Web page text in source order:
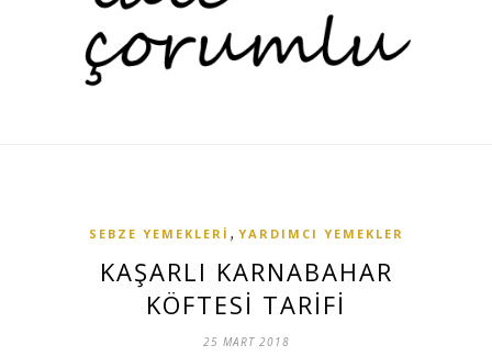
SEBZE YEMEKLERI , YARDIMCI YEMEKLER
KAŞARLI KARNABAHAR
KÖFTESI TARIFI
25 MART 2018